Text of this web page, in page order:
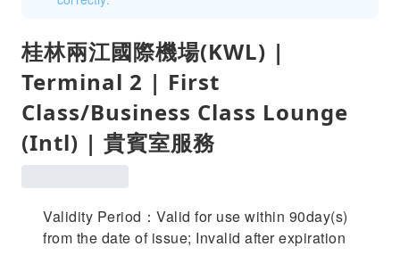
桂林兩江國際機場(KWL) |
Terminal 2 | First
Class/Business Class Lounge
(Intl) | 貴賓室服務
Validity Period：Valid for use within 90day(s)
from the date of issue; Invalid after expiration